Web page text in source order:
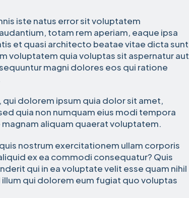
iste natus error sit voluptatem
totam rem aperiam, eaque ipsa
et quasi architecto beatae vitae dicta sunt
voluptatem quia voluptas sit aspernatur aut
magni dolores eos qui ratione
dolorem ipsum quia dolor sit amet,
quia non numquam eius modi tempora
aliquam quaerat voluptatem.
nostrum exercitationem ullam corporis
ex ea commodi consequatur? Quis
qui in ea voluptate velit esse quam nihil
qui dolorem eum fugiat quo voluptas